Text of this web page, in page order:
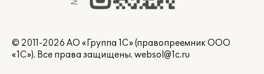
© 2011-2026 АО «Группа 1С» (правопреемник ООО
«1С»). Все права защищены. websol@1c.ru